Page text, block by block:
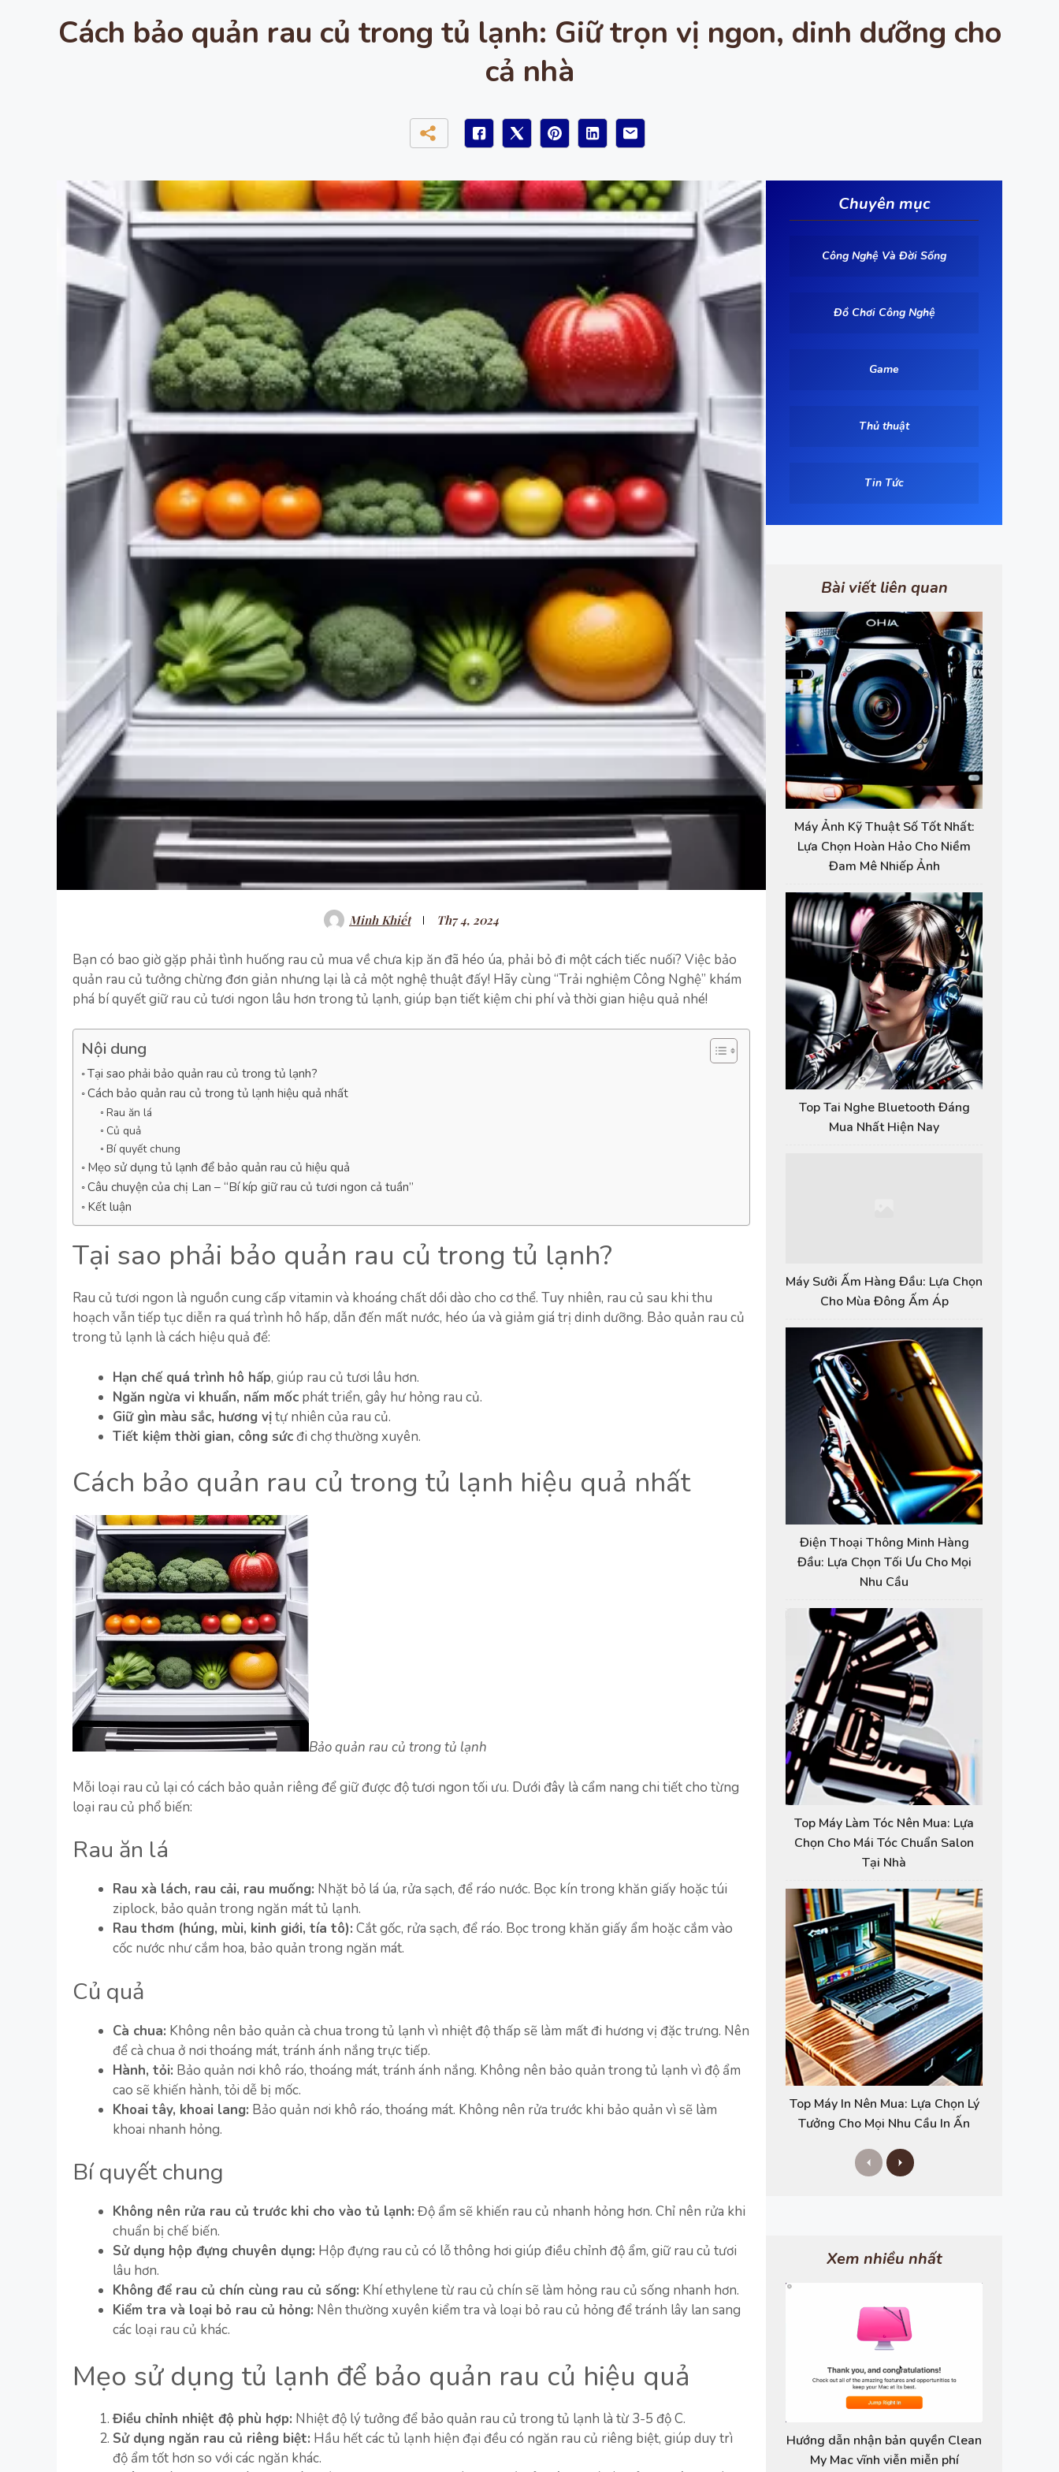
Cách bảo quản rau củ trong tủ lạnh: Giữ trọn vị ngon, dinh dưỡng cho
cả nhà
Minh Khiết Th7 4, 2024
Bạn có bao giờ gặp phải tình huống rau củ mua về chưa kịp ăn đã héo úa, phải bỏ đi một cách tiếc nuối? Việc bảo
quản rau củ tưởng chừng đơn giản nhưng lại là cả một nghệ thuật đấy! Hãy cùng “Trải nghiệm Công Nghệ” khám
phá bí quyết giữ rau củ tươi ngon lâu hơn trong tủ lạnh, giúp bạn tiết kiệm chi phí và thời gian hiệu quả nhé!
Nội dung
Tại sao phải bảo quản rau củ trong tủ lạnh?
Cách bảo quản rau củ trong tủ lạnh hiệu quả nhất
Rau ăn lá
Củ quả
Bí quyết chung
Mẹo sử dụng tủ lạnh để bảo quản rau củ hiệu quả
Câu chuyện của chị Lan – “Bí kíp giữ rau củ tươi ngon cả tuần”
Kết luận
Tại sao phải bảo quản rau củ trong tủ lạnh?
Rau củ tươi ngon là nguồn cung cấp vitamin và khoáng chất dồi dào cho cơ thể. Tuy nhiên, rau củ sau khi thu
hoạch vẫn tiếp tục diễn ra quá trình hô hấp, dẫn đến mất nước, héo úa và giảm giá trị dinh dưỡng. Bảo quản rau củ
trong tủ lạnh là cách hiệu quả để:
Hạn chế quá trình hô hấp, giúp rau củ tươi lâu hơn.
Ngăn ngừa vi khuẩn, nấm mốc phát triển, gây hư hỏng rau củ.
Giữ gìn màu sắc, hương vịtự nhiên của rau củ.
Tiết kiệm thời gian, công sứcđi chợ thường xuyên.
Cách bảo quản rau củ trong tủ lạnh hiệu quả nhất
Bảo quản rau củ trong tủ lạnh
Mỗi loại rau củ lại có cách bảo quản riêng để giữ được độ tươi ngon tối ưu. Dưới đây là cẩm nang chi tiết cho từng
loại rau củ phổ biến:
Rau ăn lá
Rau xà lách, rau cải, rau muống: Nhặt bỏ lá úa, rửa sạch, để ráo nước. Bọc kín trong khăn giấy hoặc túi
ziplock, bảo quản trong ngăn mát tủ lạnh.
Rau thơm (húng, mùi, kinh giới, tía tô): Cắt gốc, rửa sạch, để ráo. Bọc trong khăn giấy ẩm hoặc cắm vào
cốc nước như cắm hoa, bảo quản trong ngăn mát.
Củ quả
Cà chua: Không nên bảo quản cà chua trong tủ lạnh vì nhiệt độ thấp sẽ làm mất đi hương vị đặc trưng. Nên
để cà chua ở nơi thoáng mát, tránh ánh nắng trực tiếp.
Hành, tỏi: Bảo quản nơi khô ráo, thoáng mát, tránh ánh nắng. Không nên bảo quản trong tủ lạnh vì độ ẩm
cao sẽ khiến hành, tỏi dễ bị mốc.
Khoai tây, khoai lang: Bảo quản nơi khô ráo, thoáng mát. Không nên rửa trước khi bảo quản vì sẽ làm
khoai nhanh hỏng.
Bí quyết chung
Không nên rửa rau củ trước khi cho vào tủ lạnh: Độ ẩm sẽ khiến rau củ nhanh hỏng hơn. Chỉ nên rửa khi
chuẩn bị chế biến.
Sử dụng hộp đựng chuyên dụng: Hộp đựng rau củ có lỗ thông hơi giúp điều chỉnh độ ẩm, giữ rau củ tươi
lâu hơn.
Không để rau củ chín cùng rau củ sống: Khí ethylene từ rau củ chín sẽ làm hỏng rau củ sống nhanh hơn.
Kiểm tra và loại bỏ rau củ hỏng: Nên thường xuyên kiểm tra và loại bỏ rau củ hỏng để tránh lây lan sang
các loại rau củ khác.
Mẹo sử dụng tủ lạnh để bảo quản rau củ hiệu quả
Điều chỉnh nhiệt độ phù hợp: Nhiệt độ lý tưởng để bảo quản rau củ trong tủ lạnh là từ 3-5 độ C.
Sử dụng ngăn rau củ riêng biệt: Hầu hết các tủ lạnh hiện đại đều có ngăn rau củ riêng biệt, giúp duy trì
độ ẩm tốt hơn so với các ngăn khác.
Chuyên mục
Công Nghệ Và Đời Sống
Đồ Chơi Công Nghệ
Game
Thủ thuật
Tin Tức
Bài viết liên quan
Máy Ảnh Kỹ Thuật Số Tốt Nhất:
Lựa Chọn Hoàn Hảo Cho Niềm
Đam Mê Nhiếp Ảnh
Top Tai Nghe Bluetooth Đáng
Mua Nhất Hiện Nay
Máy Sưởi Ấm Hàng Đầu: Lựa Chọn
Cho Mùa Đông Ấm Áp
Điện Thoại Thông Minh Hàng
Đầu: Lựa Chọn Tối Ưu Cho Mọi
Nhu Cầu
Top Máy Làm Tóc Nên Mua: Lựa
Chọn Cho Mái Tóc Chuẩn Salon
Tại Nhà
Top Máy In Nên Mua: Lựa Chọn Lý
Tưởng Cho Mọi Nhu Cầu In Ấn
P
r
s
N
e
Xem nhiều nhất
Hướng dẫn nhận bản quyền Clean
My Mac vĩnh viễn miễn phí